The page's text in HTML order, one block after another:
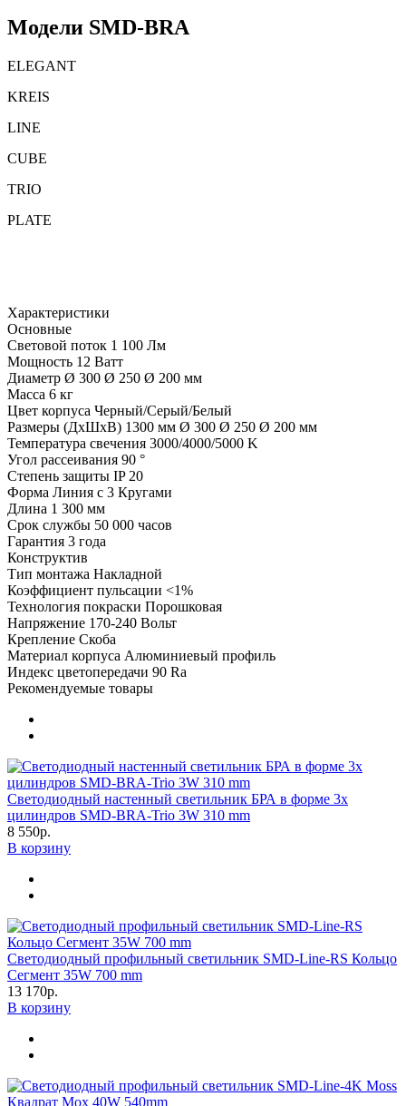
Модели SMD-BRA
ELEGANT
KREIS
LINE
CUBE
TRIO
PLATE
Характеристики
Основные
Световой поток 1 100 Лм
Мощность 12 Ватт
Диаметр Ø 300 Ø 250 Ø 200 мм
Масса 6 кг
Цвет корпуса Черный/Серый/Белый
Размеры (ДхШхВ) 1300 мм Ø 300 Ø 250 Ø 200 мм
Температура свечения 3000/4000/5000 K
Угол рассеивания 90 °
Степень защиты IP 20
Форма Линия с 3 Кругами
Длина 1 300 мм
Срок службы 50 000 часов
Гарантия 3 года
Конструктив
Тип монтажа Накладной
Коэффициент пульсации <1%
Технология покраски Порошковая
Напряжение 170-240 Вольт
Крепление Скоба
Материал корпуса Алюминиевый профиль
Индекс цветопередачи 90 Ra
Рекомендуемые товары
Светодиодный настенный светильник БРА в форме 3х
цилиндров SMD-BRA-Trio 3W 310 mm
8 550р.
В корзину
Светодиодный профильный светильник SMD-Line-RS Кольцо
Сегмент 35W 700 mm
13 170р.
В корзину